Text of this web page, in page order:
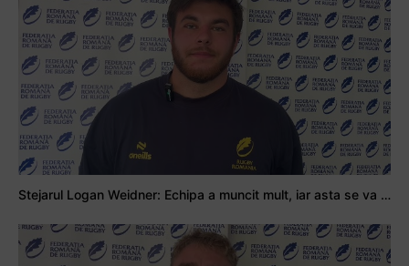
Stejarul Logan Weidner: Echipa a muncit mult, iar asta se va vedea în meciurile de la Nations Cup